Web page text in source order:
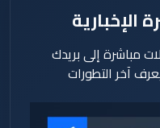
الإخبارية
مباشرة إلى بريدك
آخر التطورات